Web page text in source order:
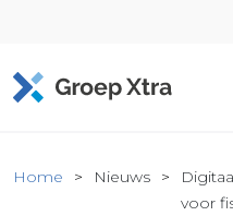
Home Nieuws
voor